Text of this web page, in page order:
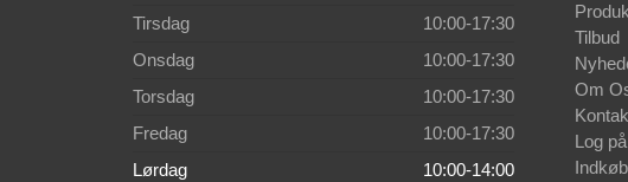
Tirsdag
10:00-17:30
Onsdag
10:00-17:30
Torsdag
10:00-17:30
Fredag
10:00-17:30
Lørdag
10:00-14:00
Tilbud
Om
Log på